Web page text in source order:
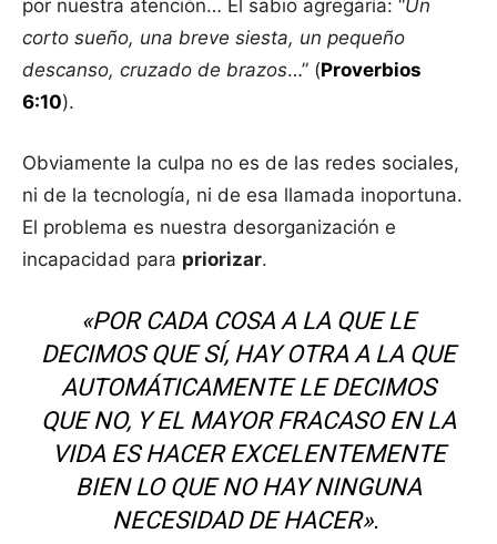
por nuestra atención… El sabio agregaría: “Un
corto sueño, una breve siesta, un pequeño
descanso, cruzado de brazos…” (Proverbios
6:10).
Obviamente la culpa no es de las redes sociales,
ni de la tecnología, ni de esa llamada inoportuna.
El problema es nuestra desorganización e
incapacidad para priorizar.
«POR CADA COSA A LA QUE LE
DECIMOS QUE SÍ, HAY OTRA A LA QUE
AUTOMÁTICAMENTE LE DECIMOS
QUE NO, Y EL MAYOR FRACASO EN LA
VIDA ES HACER EXCELENTEMENTE
BIEN LO QUE NO HAY NINGUNA
NECESIDAD DE HACER».